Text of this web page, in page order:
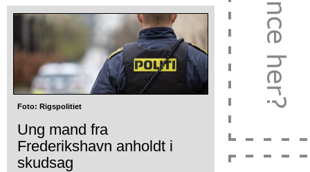
Foto: Rigspolitiet
Ung mand fra
Frederikshavn anholdt i
skudsag